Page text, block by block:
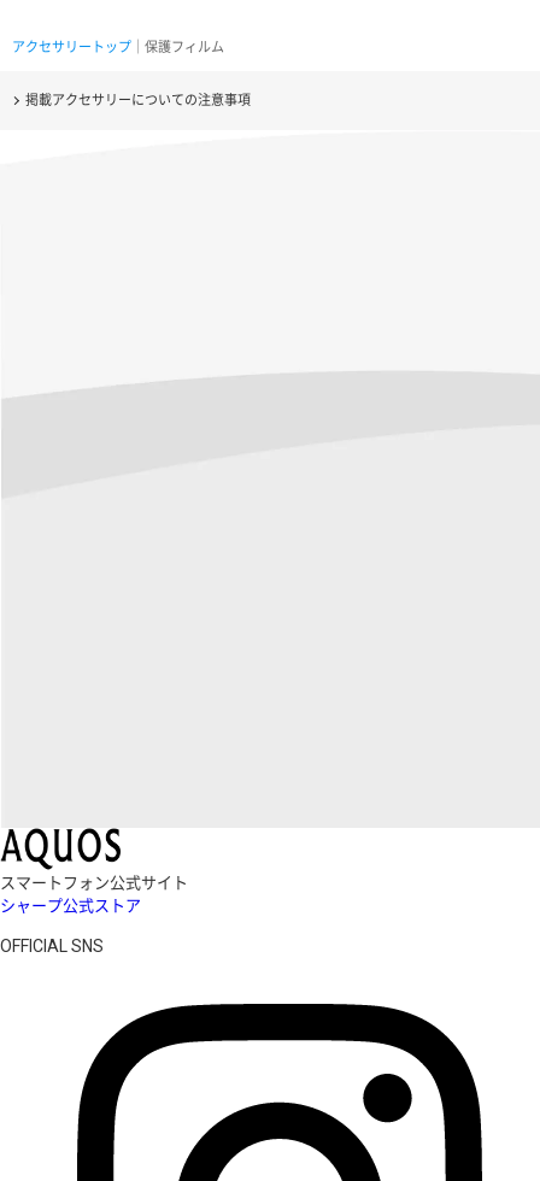
アクセサリートップ ｜保護フィルム
掲載アクセサリーについての注意事項
スマートフォン公式サイト
シャープ公式ストア
OFFICIAL SNS